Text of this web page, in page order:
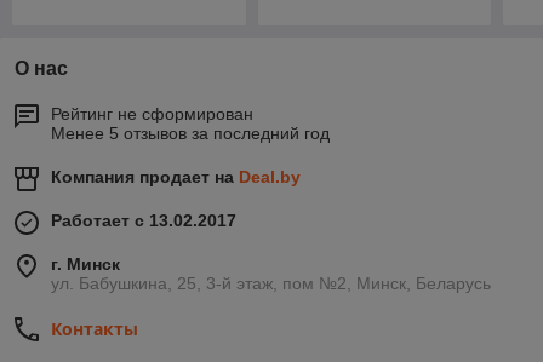
О нас
Рейтинг не сформирован
Менее 5 отзывов за последний год
Компания продает на Deal.by
Работает с 13.02.2017
г. Минск
ул. Бабушкина, 25, 3-й этаж, пом №2, Минск, Беларусь
Контакты